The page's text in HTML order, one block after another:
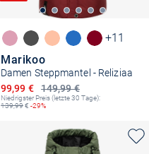
+11
Marikoo
Damen Steppmantel - Reliziaa
149,99 €
Ermäßigter Preis
99,99 €
Niedrigster Preis (letzte 30 Tage):
139,99€ -29%